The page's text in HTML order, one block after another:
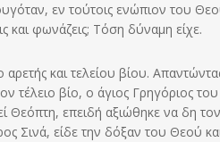
εν τούτοις ενώπιον του
και φωνάζεις; Τόση δύναμη είχε.
και τελείου βίου.
τέλειο βίο, ο άγιος Γρηγόριος
Θεόπτη, επειδή αξιώθηκε να δη
Σινά, είδε την δόξαν του Θεού